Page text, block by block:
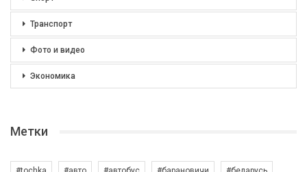
Транспорт
Фото и видео
Экономика
Метки